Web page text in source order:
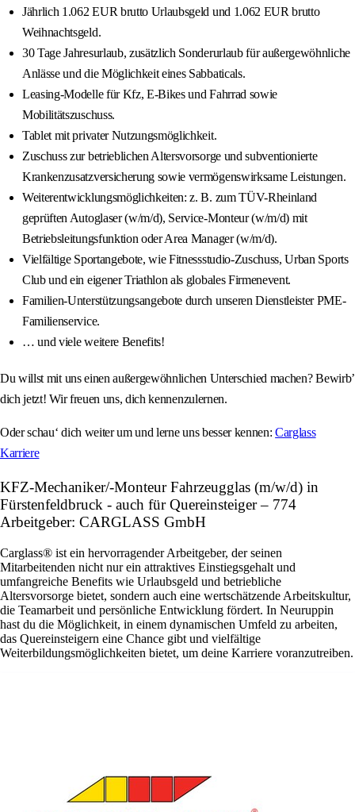
Jährlich 1.062 EUR brutto Urlaubsgeld und 1.062 EUR brutto
Weihnachtsgeld.
30 Tage Jahresurlaub, zusätzlich Sonderurlaub für außergewöhnliche
Anlässe und die Möglichkeit eines Sabbaticals.
Leasing-Modelle für Kfz, E-Bikes und Fahrrad sowie
Mobilitätszuschuss.
Tablet mit privater Nutzungsmöglichkeit.
Zuschuss zur betrieblichen Altersvorsorge und subventionierte
Krankenzusatzversicherung sowie vermögenswirksame Leistungen.
Weiterentwicklungsmöglichkeiten: z. B. zum TÜV-Rheinland
geprüften Autoglaser (w/m/d), Service-Monteur (w/m/d) mit
Betriebsleitungsfunktion oder Area Manager (w/m/d).
Vielfältige Sportangebote, wie Fitnessstudio-Zuschuss, Urban Sports
Club und ein eigener Triathlon als globales Firmenevent.
Familien-Unterstützungsangebote durch unseren Dienstleister PME-
Familienservice.
… und viele weitere Benefits!
Du willst mit uns einen außergewöhnlichen Unterschied machen? Bewirb’
dich jetzt! Wir freuen uns, dich kennenzulernen.
Oder schau‘ dich weiter um und lerne uns besser kennen:Carglass
Karriere
KFZ-Mechaniker/-Monteur Fahrzeugglas (m/w/d) in
Fürstenfeldbruck - auch für Quereinsteiger – 774
Arbeitgeber: CARGLASS GmbH
Carglass® ist ein hervorragender Arbeitgeber, der seinen
Mitarbeitenden nicht nur ein attraktives Einstiegsgehalt und
umfangreiche Benefits wie Urlaubsgeld und betriebliche
Altersvorsorge bietet, sondern auch eine wertschätzende Arbeitskultur,
die Teamarbeit und persönliche Entwicklung fördert. In Neuruppin
hast du die Möglichkeit, in einem dynamischen Umfeld zu arbeiten,
das Quereinsteigern eine Chance gibt und vielfältige
Weiterbildungsmöglichkeiten bietet, um deine Karriere voranzutreiben.